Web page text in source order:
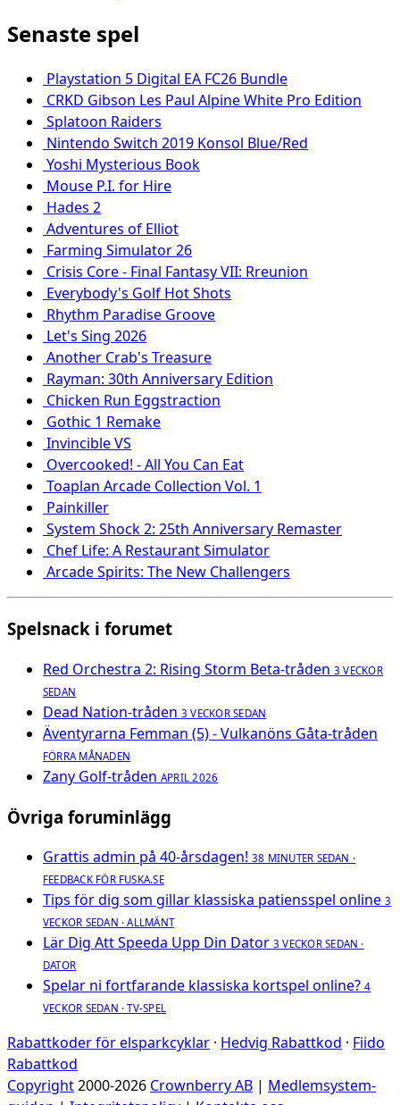
Senaste spel
Playstation 5 Digital EA FC26 Bundle
CRKD Gibson Les Paul Alpine White Pro Edition
Splatoon Raiders
Nintendo Switch 2019 Konsol Blue/Red
Yoshi Mysterious Book
Mouse P.I. for Hire
Hades 2
Adventures of Elliot
Farming Simulator 26
Crisis Core - Final Fantasy VII: Rreunion
Everybody's Golf Hot Shots
Rhythm Paradise Groove
Let's Sing 2026
Another Crab's Treasure
Rayman: 30th Anniversary Edition
Chicken Run Eggstraction
Gothic 1 Remake
Invincible VS
Overcooked! - All You Can Eat
Toaplan Arcade Collection Vol. 1
Painkiller
System Shock 2: 25th Anniversary Remaster
Chef Life: A Restaurant Simulator
Arcade Spirits: The New Challengers
Spelsnack i forumet
Red Orchestra 2: Rising Storm Beta-tråden 3 VECKOR
SEDAN
Dead Nation-tråden 3 VECKOR SEDAN
Äventyrarna Femman (5) - Vulkanöns Gåta-tråden
FÖRRA MÅNADEN
Zany Golf-tråden APRIL 2026
Övriga foruminlägg
Grattis admin på 40-årsdagen! 38 MINUTER SEDAN ·
FEEDBACK FÖR FUSKA.SE
Tips för dig som gillar klassiska patiensspel online 3
VECKOR SEDAN · ALLMÄNT
Lär Dig Att Speeda Upp Din Dator 3 VECKOR SEDAN ·
DATOR
Spelar ni fortfarande klassiska kortspel online? 4
VECKOR SEDAN · TV-SPEL
Rabattkoder för elsparkcyklar · Hedvig Rabattkod · Fiido
Rabattkod
Copyright2000-2026 Crownberry AB | Medlemsystem-